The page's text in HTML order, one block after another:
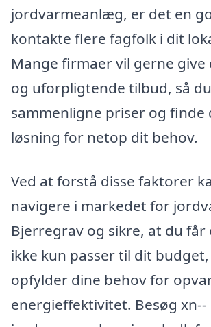
jordvarmeanlæg, er det en
kontakte flere fagfolk i dit
Mange firmaer vil gerne give
og uforpligtende tilbud, så
sammenligne priser og finde
løsning for netop dit behov.
Ved at forstå disse faktorer
navigere i markedet for
Bjerregrav og sikre, at du
ikke kun passer til dit
opfylder dine behov for
energieffektivitet. Besøg xn--